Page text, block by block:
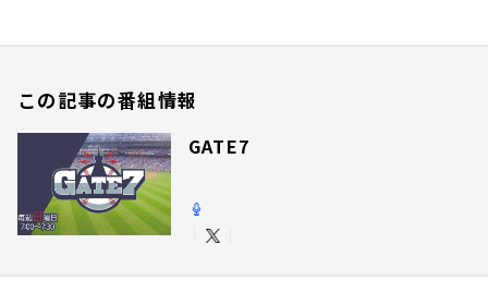
この記事の番組情報
GATE7